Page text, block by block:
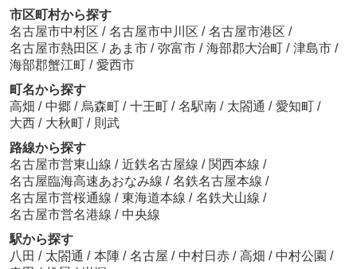
市区町村から探す
名古屋市中村区 / 名古屋市中川区 / 名古屋市港区 /
名古屋市熱田区 / あま市 / 弥富市 / 海部郡大治町 / 津島市 /
海部郡蟹江町 / 愛西市
町名から探す
高畑 / 中郷 / 烏森町 / 十王町 / 名駅南 / 太閤通 / 愛知町 /
大西 / 大秋町 / 則武
路線から探す
名古屋市営東山線 / 近鉄名古屋線 / 関西本線 /
名古屋臨海高速あおなみ線 / 名鉄名古屋本線 /
名古屋市営桜通線 / 東海道本線 / 名鉄犬山線 /
名古屋市営名港線 / 中央線
駅から探す
八田 / 太閤通 / 本陣 / 名古屋 / 中村日赤 / 高畑 / 中村公園 /